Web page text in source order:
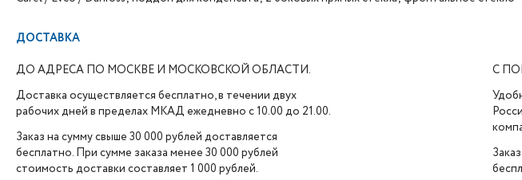
ДОСТАВКА
ДО АДРЕСА ПО МОСКВЕ И МОСКОВСКОЙ ОБЛАСТИ.
Доставка осуществляется бесплатно, в течении двух
рабочих дней в пределах МКАД ежедневно с 10.00 до 21.00.
Заказ на сумму свыше 30 000 рублей доставляется
бесплатно. При сумме заказа менее 30 000 рублей
стоимость доставки составляет 1 000 рублей.
С